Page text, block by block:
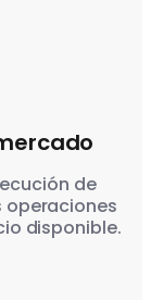
de
operaciones
disponible.